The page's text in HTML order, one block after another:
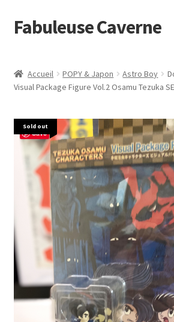
Aller
à
navigation
Aller
au
Fabuleuse Caverne
En boutique
Superflat Museum Murakami
En réapprovisionnement
Accueil POPY & Japon Astro Boy
Visual Package Figure Vol.2 Osamu Tezuka
Sold out
Save